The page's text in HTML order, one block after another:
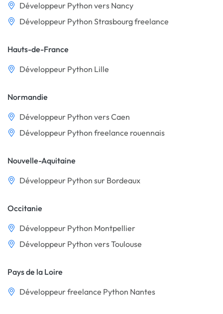
Développeur Python vers Nancy
Développeur Python Strasbourg freelance
Hauts-de-France
Développeur Python Lille
Normandie
Développeur Python vers Caen
Développeur Python freelance rouennais
Nouvelle-Aquitaine
Développeur Python sur Bordeaux
Occitanie
Développeur Python Montpellier
Développeur Python vers Toulouse
Pays de la Loire
Développeur freelance Python Nantes